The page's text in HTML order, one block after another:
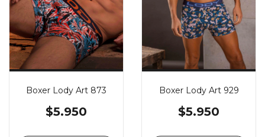
Boxer Lody Art 873
$5.950
Boxer Lody Art 929
$5.950